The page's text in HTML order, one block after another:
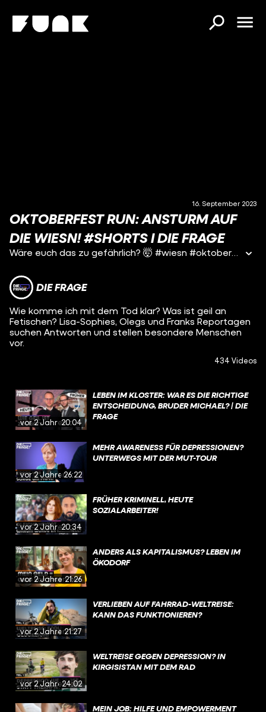
16. September 2023
OKTOBERFEST RUN: ANSTURM AUF
DIE WIESN! #SHORTS I DIE FRAGE
Wäre euch das zu gefährlich? 🤯 #wiesn #oktoberfest #oktoberfest2023 #wiesn2023 #run #running #munich #muenchen #münchen #anstich #fun #funk #diefrage
DIE FRAGE
Wie komme ich mit dem Tod klar? Was ist geil an
Fetischen? Lisa-Sophies, Olegs und Franks Reportagen
suchen Antworten und stellen besondere Menschen
vor.
434 Videos
vor 2 Jahren20:04
LEBEN IM KLOSTER: WAR ES DIE RICHTIGE
ENTSCHEIDUNG, BRUDER MICHAEL? | DIE
FRAGE
vor 2 Jahren26:22
MEHR AWARENESS FÜR DEPRESSIONEN?
UNTERWEGS MIT DER MUT-TOUR
vor 2 Jahren20:34
FRÜHER KRIMINELL, HEUTE
SOZIALARBEITER!
vor 2 Jahren21:26
ANDERS ALS KAPITALISMUS? LEBEN IM
ÖKODORF
vor 2 Jahren21:27
VERLIEBEN AUF FAHRRAD-WELTREISE:
KANN DAS FUNKTIONIEREN?
vor 2 Jahren24:02
WELTREISE GEGEN DEPRESSION? IN
KIRGISISTAN MIT DEM RAD
MEIN JOB: HILFE UND EMPOWERMENT